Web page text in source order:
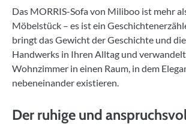
Das MORRIS-Sofa von Miliboo ist mehr
Möbelstück – es ist ein
bringt das Gewicht der Geschichte und
Handwerks in Ihren Alltag und
Wohnzimmer in einen Raum, in dem
nebeneinander existieren.
Der ruhige und